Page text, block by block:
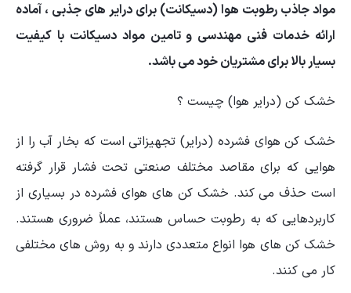
مواد جاذب رطوبت هوا (دسیکانت) برای درایر های جذبی ، آماده
ارائه خدمات فنی مهندسی و تامین مواد دسیکانت با کیفیت
بسیار بالا برای مشتریان خود می باشد.
خشک کن (درایر هوا) چیست ؟
خشک کن هوای فشرده (درایر) تجهیزاتی است که بخار آب را از
هوایی که برای مقاصد مختلف صنعتی تحت فشار قرار گرفته
است حذف می کند. خشک کن های هوای فشرده در بسیاری از
کاربردهایی که به رطوبت حساس هستند، عملاً ضروری هستند.
خشک کن های هوا انواع متعددی دارند و به روش های مختلفی
کار می کنند.